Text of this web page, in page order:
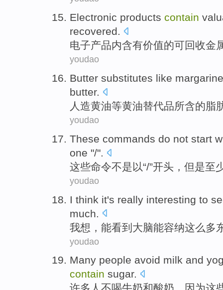
Electronic products contain
recovered.
电子产品内含有价值的可回收金
youdao
Butter substitutes like margarine
butter.
人造黄油等黄油替代品所含的脂
youdao
These commands do not start
one "/".
这些命令不是以“/”开头 ， 但是至
youdao
I think it's really interesting to
much
我想 ， 能看到大脑能容纳这么 多
youdao
Many people avoid milk and
contain sugar.